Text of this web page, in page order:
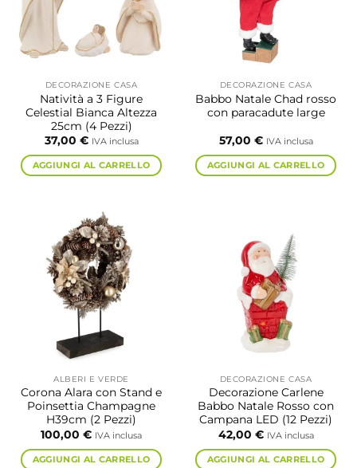
DECORAZIONE CASA
Natività a 3 Figure
Celestial Bianca Altezza
25cm (4 Pezzi)
37,00 € IVA inclusa
AGGIUNGI AL CARRELLO
DECORAZIONE CASA
Babbo Natale Chad rosso
con paracadute large
57,00 € IVA inclusa
AGGIUNGI AL CARRELLO
ALBERI E VERDE
Corona Alara con Stand e
Poinsettia Champagne
H39cm (2 Pezzi)
100,00 € IVA inclusa
AGGIUNGI AL CARRELLO
DECORAZIONE CASA
Decorazione Carlene
Babbo Natale Rosso con
Campana LED (12 Pezzi)
42,00 € IVA inclusa
AGGIUNGI AL CARRELLO